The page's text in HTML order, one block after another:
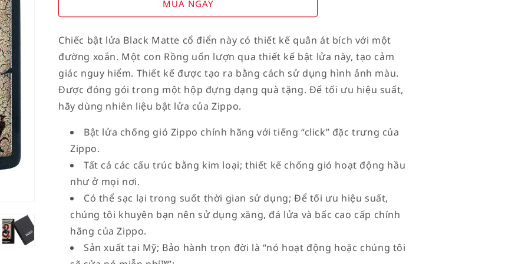
American
on
Flag
American
on
Flag
MUA NGAY
Chiếc bật lửa Black Matte cổ điển này có thiết kế quân át bích với một
đường xoắn. Một con Rồng uốn lượn qua thiết kế bật lửa này, tạo cảm
giác nguy hiểm. Thiết kế được tạo ra bằng cách sử dụng hình ảnh màu.
Được đóng gói trong một hộp đựng dạng quà tặng. Để tối ưu hiệu suất,
hãy dùng nhiên liệu bật lửa của Zippo.
Bật lửa chống gió Zippo chính hãng với tiếng “click” đặc trưng của
Zippo.
Tất cả các cấu trúc bằng kim loại; thiết kế chống gió hoạt động hầu
như ở mọi nơi.
Có thể sạc lại trong suốt thời gian sử dụng; Để tối ưu hiệu suất,
chúng tôi khuyên bạn nên sử dụng xăng, đá lửa và bấc cao cấp chính
hãng của Zippo.
Sản xuất tại Mỹ; Bảo hành trọn đời là “nó hoạt động hoặc chúng tôi